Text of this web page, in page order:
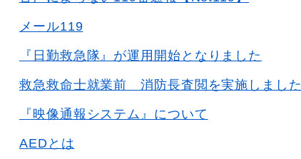
メール119
『日勤救急隊』が運用開始となりました
救急救命士就業前 消防長査閲を実施しました
『映像通報システム』について
AEDとは